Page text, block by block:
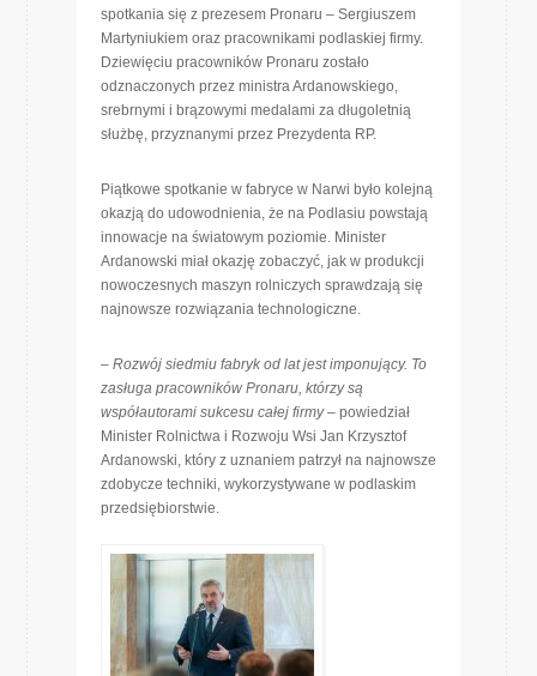
spotkania się z prezesem Pronaru – Sergiuszem
Martyniukiem oraz pracownikami podlaskiej firmy.
Dziewięciu pracowników Pronaru zostało
odznaczonych przez ministra Ardanowskiego,
srebrnymi i brązowymi medalami za długoletnią
służbę, przyznanymi przez Prezydenta RP.
Piątkowe spotkanie w fabryce w Narwi było kolejną
okazją do udowodnienia, że na Podlasiu powstają
innowacje na światowym poziomie. Minister
Ardanowski miał okazję zobaczyć, jak w produkcji
nowoczesnych maszyn rolniczych sprawdzają się
najnowsze rozwiązania technologiczne.
– Rozwój siedmiu fabryk od lat jest imponujący. To
zasługa pracowników Pronaru, którzy są
współautorami sukcesu całej firmy– powiedział
Minister Rolnictwa i Rozwoju Wsi Jan Krzysztof
Ardanowski, który z uznaniem patrzył na najnowsze
zdobycze techniki, wykorzystywane w podlaskim
przedsiębiorstwie.